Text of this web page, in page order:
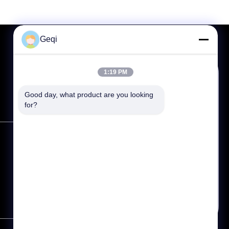
Geqi
1:19 PM
Good day, what product are you looking
for?